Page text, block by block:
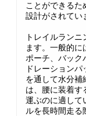
ことができる
設計がされてい
トレイルラン
ます。一般的に
ポーチ、バック
ドレーション
を通して水分補
は、腰に装着す
運ぶのに適して
ルを長時間走る